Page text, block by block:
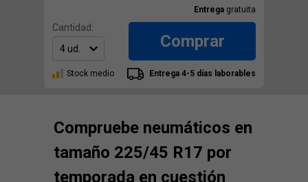
Entrega gratuita
Cantidad:
Comprar
Stock medio Entrega 4-5 días laborables
Compruebe neumáticos en
tamaño 225/45 R17 por
temporada en cuestión